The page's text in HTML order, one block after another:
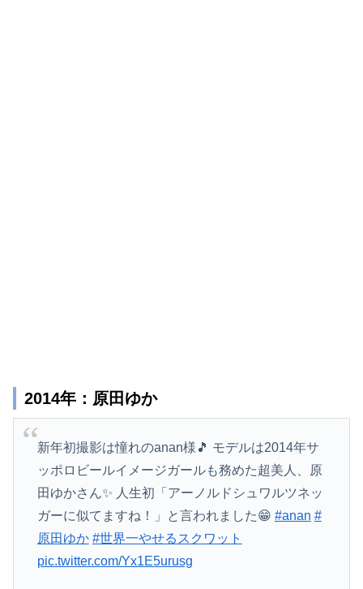
2014年：原田ゆか
新年初撮影は憧れのanan様🎵 モデルは2014年サ
ッポロビールイメージガールも務めた超美人、原
田ゆかさん✨ 人生初「アーノルドシュワルツネッ
ガーに似てますね！」と言われました😁 #anan #
原田ゆか #世界一やせるスクワット
pic.twitter.com/Yx1E5urusg